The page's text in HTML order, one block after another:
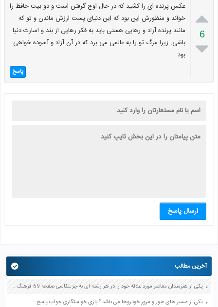

6

عکس پرنده ای را کشید که در حال اوج گرفتن است و دو بیت حافظ را
خواند و منظورش این بود که این دنیای پست ارزش ماندن و تو که
مانند پرنده آزاد و رهایی هستی باید به فکر رهایی از بند و اسارت دنیا
باشی. زیرا مرگ تو را به عالمی می برد که در آن آزاد و آسوده خواهی
بود
پاسخ
ارسال پاسخ
آخرین مطالب
یکی از هنرمندان معاصر مورد علاقه خود را در هر رشته ای به جز عکاسی صفحه 69 فرهنگ و هنر نهم
یکی از مسیر های عبور و مرور خودروها می باشد ؟ بازی خواستگاری جواب پاسخ